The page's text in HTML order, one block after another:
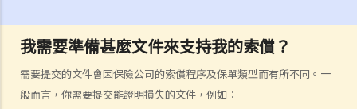
我需要準備甚麼文件來支持我的索償？
需要提交的文件會因保險公司的索償程序及保單類型而有所不同。一
般而言，你需要提交能證明損失的文件，例如：
E. 骨灰撒海
F. 遺體／骨殖／骨灰出入香港
人身傷亡
傷者本人